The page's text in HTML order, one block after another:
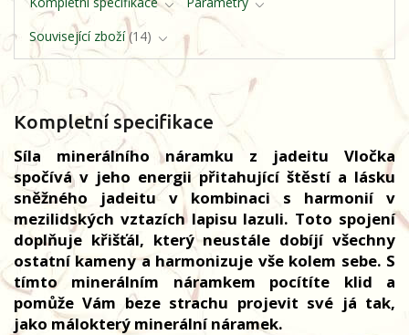
Související zboží 14
Kompletní specifikace
Síla minerálního náramku z jadeitu Vločka
spočívá v jeho energii přitahující štěstí a lásku
sněžného jadeitu v kombinaci s harmonií v
mezilidských vztazích lapisu lazuli. Toto spojení
doplňuje křišťál, který neustále dobíjí všechny
ostatní kameny a harmonizuje vše kolem sebe. S
tímto minerálním náramkem pocítíte klid a
pomůže Vám beze strachu projevit své já tak,
jako málokterý minerální náramek.